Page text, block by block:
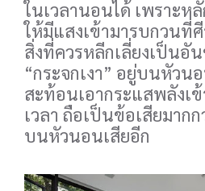
ในเวลานอนได้ เพราะห
ให้มีแสงเข้ามารบกวนที่
สิ่งที่ควรหลีกเลี่ยงเป็นอั
“กระจกเงา” อยู่บนหัวน
สะท้อนเอากระแสพลังเ
เวลา ถือเป็นข้อเสียมาก
บนหัวนอนเสียอีก